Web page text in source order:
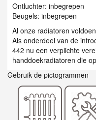
Ontluchter: inbegrepen
Beugels: inbegrepen
Al onze radiatoren
Als onderdeel van de
442 nu een verplichte
handdoekradiatoren die
Gebruik de pictogrammen